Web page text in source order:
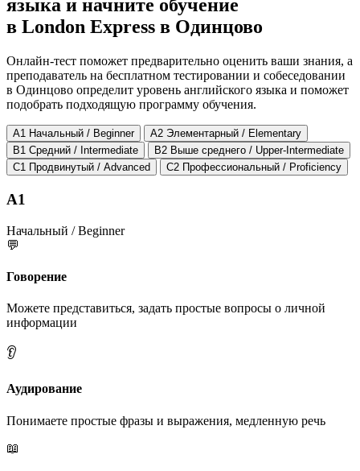
языка и начните обучение
в London Express в Одинцово
Онлайн-тест поможет предварительно оценить ваши знания, а
преподаватель на бесплатном тестировании и собеседовании
в Одинцово определит уровень английского языка и поможет
подобрать подходящую программу обучения.
A1 Начальный / Beginner A2 Элементарный / Elementary
B1 Средний / Intermediate B2 Выше среднего / Upper-Intermediate
C1 Продвинутый / Advanced C2 Профессиональный / Proficiency
A1
Начальный / Beginner
💬
Говорение
Можете представиться, задать простые вопросы о личной
информации
👂
Аудирование
Понимаете простые фразы и выражения, медленную речь
📖